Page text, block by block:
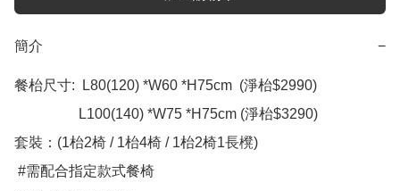
簡介 −
餐枱尺寸:  L80(120) *W60 *H75cm  (淨枱$2990)
套裝：(1枱2椅 / 1枱4椅 / 1枱2椅1長櫈)